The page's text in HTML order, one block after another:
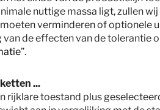
kosten en kosten voor
nuttige massa ligt, zullen
verminderen of optionele
de effecten van de tolerantie
”.
...
rijklare toestand plus